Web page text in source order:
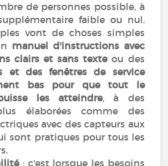
de personnes possible, à
faible ou nul.
vont de choses simples
manuel d'instructions avec
clairs et sans texteou des
et des fenêtres de service
bas pour que tout le
les atteindre, à des
élaborées comme des
avec des capteurs aux
sont pratiques pour tous les
: c'est lorsque les besoins